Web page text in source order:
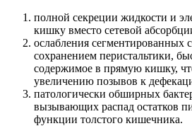
полной секреции жидкости и
кишку вместо сетевой
ослабления сегментированных
сохранением перистальтики,
содержимое в прямую кишку,
увеличению позывов к
патологически обширных
вызывающих распад остатков
функции толстого кишечника.